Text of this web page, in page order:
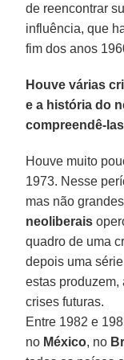
de reencontrar
influência, que
fim dos anos
Houve várias
e a história do
compreendê-
Houve muito
1973. Nesse
mas não
neoliberais
quadro de uma
depois uma
estas produzem,
crises futuras.
Entre 1982 e
no México, no